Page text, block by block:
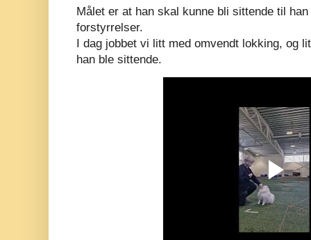
Målet er at han skal kunne bli sittende til
forstyrrelser.
I dag jobbet vi litt med omvendt lokking, og
han ble sittende.